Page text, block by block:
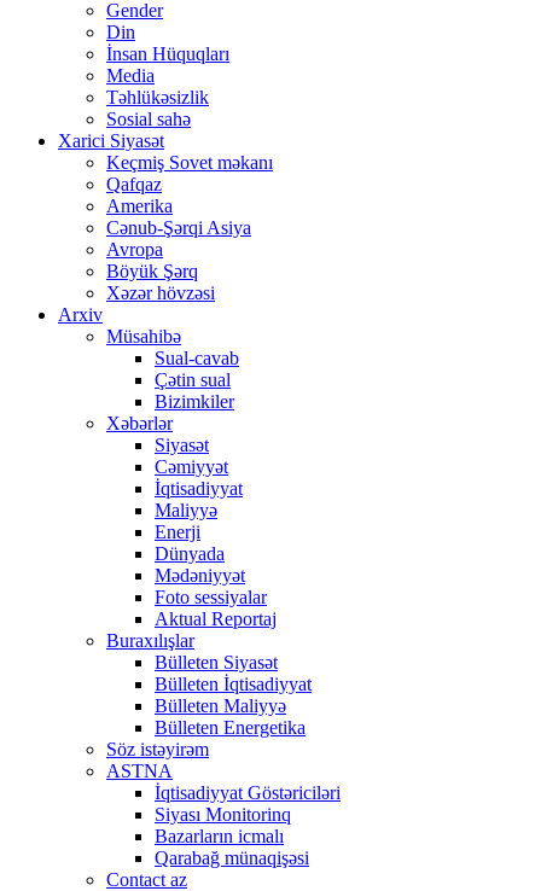
Gender
Din
İnsan Hüquqları
Media
Təhlükəsizlik
Sosial sahə
Xarici Siyasət
Keçmiş Sovet məkanı
Qafqaz
Amerika
Cənub-Şərqi Asiya
Avropa
Böyük Şərq
Xəzər hövzəsi
Arxiv
Müsahibə
Sual-cavab
Çətin sual
Bizimkiler
Xəbərlər
Siyasət
Cəmiyyət
İqtisadiyyat
Maliyyə
Enerji
Dünyada
Mədəniyyət
Foto sessiyalar
Aktual Reportaj
Buraxılışlar
Bülleten Siyasət
Bülleten İqtisadiyyat
Bülleten Maliyyə
Bülleten Energetika
Söz istəyirəm
ASTNA
İqtisadiyyat Göstəriciləri
Siyası Monitorinq
Bazarların icmalı
Qarabağ münaqişəsi
Contact az